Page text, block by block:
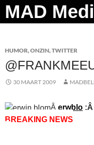
Ga
naar
Zoeken
HUMOR,ONZIN,TWITTER
30 MAART 2009
Â erwblo :Â
BREAKING NEWS